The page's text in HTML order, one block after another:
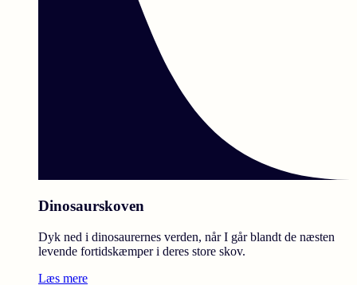
Dinosaurskoven
Dyk ned i dinosaurernes verden, når I går blandt de næsten
levende fortidskæmper i deres store skov.
Læs mere